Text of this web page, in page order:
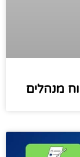
מנהלים